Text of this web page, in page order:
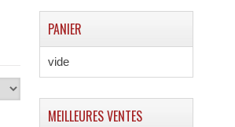
PANIER
vide
MEILLEURES VENTES